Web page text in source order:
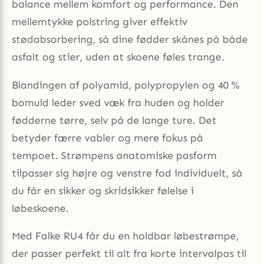
balance mellem komfort og performance. Den
mellemtykke polstring giver effektiv
stødabsorbering, så dine fødder skånes på både
asfalt og stier, uden at skoene føles trange.
Blandingen af polyamid, polypropylen og 40 %
bomuld leder sved væk fra huden og holder
fødderne tørre, selv på de lange ture. Det
betyder færre vabler og mere fokus på
tempoet. Strømpens anatomiske pasform
tilpasser sig højre og venstre fod individuelt, så
du får en sikker og skridsikker følelse i
løbeskoene.
Med Falke RU4 får du en holdbar løbestrømpe,
der passer perfekt til alt fra korte intervalpas til